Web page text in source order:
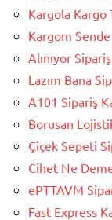
Kargola Kargo
Kargom
Alınıyor
Lazım Bana
A101 Sipariş
Borusan
Çiçek Sepeti
Cihet Ne
ePTTAVM
Fast Express